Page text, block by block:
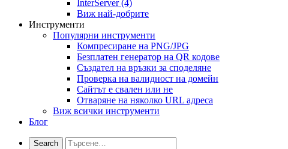
InterServer(4)
Виж най-добрите
Инструменти
Популярни инструменти
Компресиране на PNG/JPG
Безплатен генератор на QR кодове
Създател на връзки за споделяне
Проверка на валидност на домейн
Сайтът е свален или не
Отваряне на няколко URL адреса
Виж всички инструменти
Блог